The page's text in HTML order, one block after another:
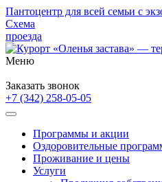
Пантоцентр для всей семьи с
Схема
проезда
Меню
Заказать звонок
+7 (342) 258-05-05
Программы и акции
Оздоровительные
Проживание и цены
Услуги